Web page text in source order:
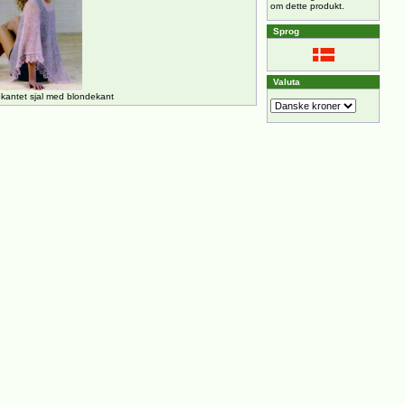
sjal med blondekant
om dette produkt.
Sprog
Valuta